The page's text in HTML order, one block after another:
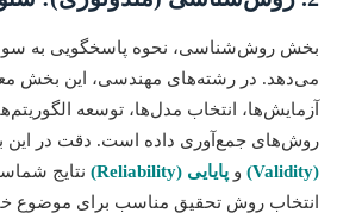
بخش روش‌شناسی، نحوه پاسخگویی به
می‌دهد. در رشته‌های مهندسی، این بخش
آزمایش‌ها، انتخاب مدل‌ها، توسعه
روش‌های جمع‌آوری داده است. دقت در این
(Validity)
و پایایی (Reliability)
نتایج
انتخاب روش تحقیق مناسب برای